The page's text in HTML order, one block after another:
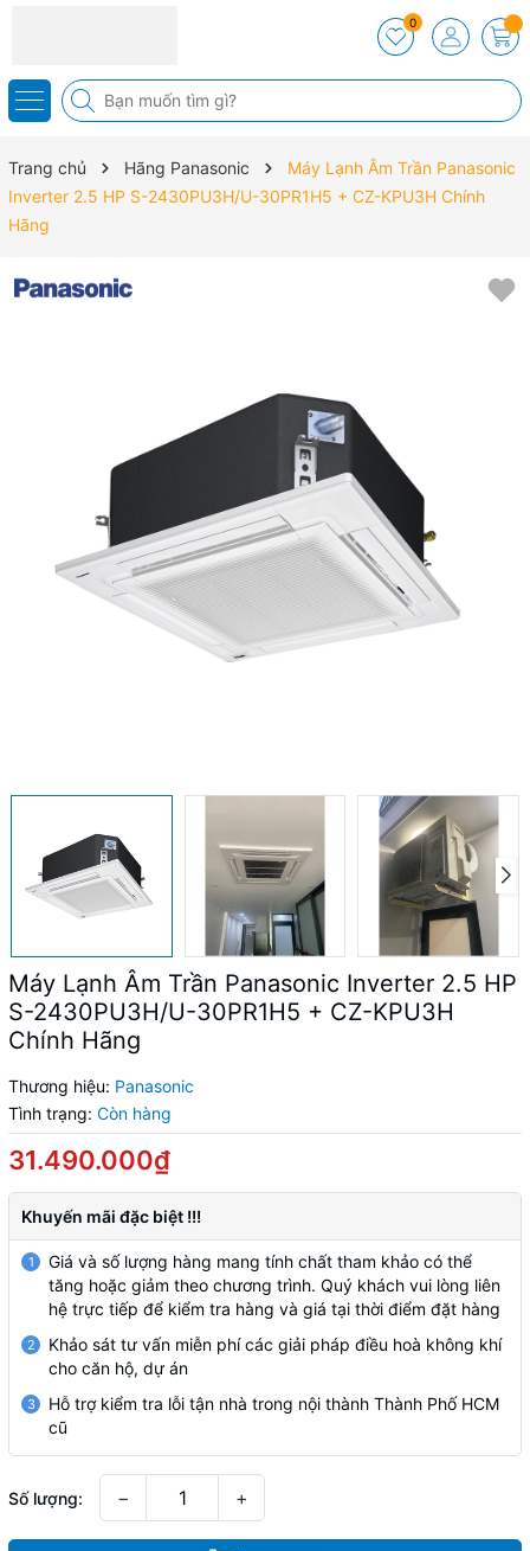
0
Trang chủ Hãng Panasonic
Máy Lạnh Âm Trần Panasonic
Inverter 2.5 HP S-2430PU3H/U-30PR1H5 + CZ-KPU3H Chính
Hãng
Máy Lạnh Âm Trần Panasonic Inverter 2.5 HP
S-2430PU3H/U-30PR1H5 + CZ-KPU3H
Chính Hãng
Thương hiệu: Panasonic
Tình trạng: Còn hàng
31.490.000₫
Khuyến mãi đặc biệt !!!
1
Giá và số lượng hàng mang tính chất tham khảo có thể
tăng hoặc giảm theo chương trình. Quý khách vui lòng liên
hệ trực tiếp để kiểm tra hàng và giá tại thời điểm đặt hàng
2
Khảo sát tư vấn miễn phí các giải pháp điều hoà không khí
cho căn hộ, dự án
3
Hỗ trợ kiểm tra lỗi tận nhà trong nội thành Thành Phố HCM
cũ
Số lượng: − +